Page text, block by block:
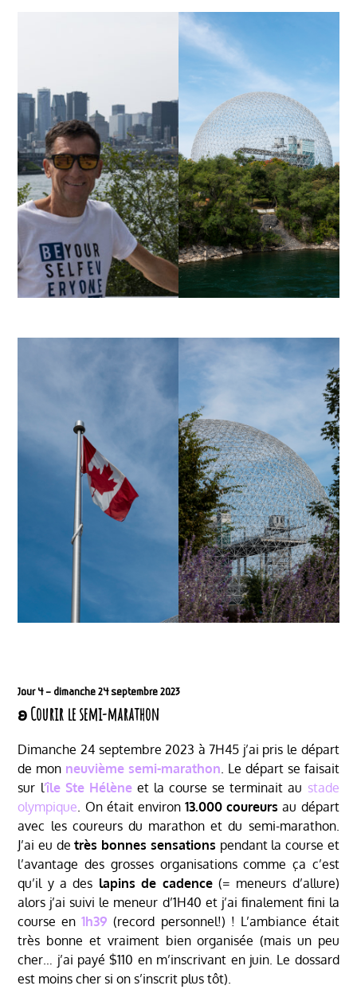
Jour 4 – dimanche 24 septembre 2023
𐐪 Courir le semi-marathon
Dimanche 24 septembre 2023 à 7H45 j’ai pris le départ
de mon neuvième semi-marathon. Le départ se faisait
sur l‘île Ste Hélèneet la course se terminait au stade
olympique. On était environ13.000 coureurs au départ
avec les coureurs du marathon et du semi-marathon.
J’ai eu detrès bonnes sensations pendant la course et
l’avantage des grosses organisations comme ça c’est
qu’il y a des lapins de cadence(= meneurs d’allure)
alors j’ai suivi le meneur d’1H40 et j’ai finalement fini la
course en1h39 (record personnel!) ! L’ambiance était
très bonne et vraiment bien organisée (mais un peu
cher… j’ai payé $110 en m’inscrivant en juin. Le dossard
est moins cher si on s’inscrit plus tôt).